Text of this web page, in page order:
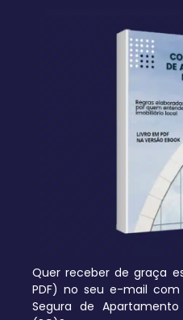
Quer receber de graça
PDF) no seu e-mail com
Segura de